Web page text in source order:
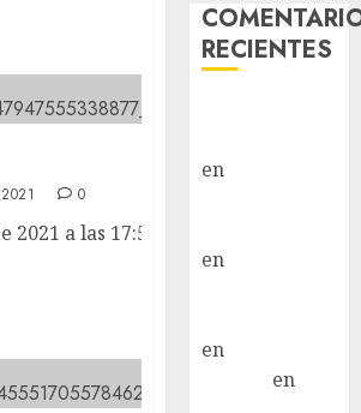
LETI de Sevilla.
0
2021 a las 17:51 Ya nos llego LETI de
RECIENTES
en
en
en
en